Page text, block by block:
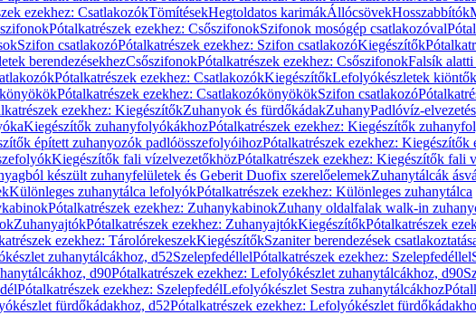
ezekhez: CsatlakozókTömítésekHegtoldatos karimákÁllócsövekHosszabbítók
Pótalkatrészek ezekhez: CsőszifonokSzifonok mosógép csatlakozóval
Szifon csatlakozóPótalkatrészek ezekhez: Szifon csatlakozóKiegészítők
berendezésekhezCsőszifonokPótalkatrészek ezekhez: CsőszifonokFalsík
Pótalkatrészek ezekhez: CsatlakozókKiegészítőkLefolyókészletek
Pótalkatrészek ezekhez: CsatlakozókönyökökSzifon csatlakozó
ezekhez: KiegészítőkZuhanyok és fürdőkádakZuhanyPadlóvíz-
Kiegészítők zuhanyfolyókákhozPótalkatrészek ezekhez: Kiegészítők
épített zuhanyozók padlóösszefolyóihozPótalkatrészek ezekhez: Kiegészítők
Kiegészítők fali vízelvezetőkhözPótalkatrészek ezekhez: Kiegészítők fali
készült zuhanyfelületek és Geberit Duofix szerelőelemekZuhanytálcák
Különleges zuhanytálca lefolyókPótalkatrészek ezekhez: Különleges zuhanytálca
Pótalkatrészek ezekhez: ZuhanykabinokZuhany oldalfalak walk-in
ZuhanyajtókPótalkatrészek ezekhez: ZuhanyajtókKiegészítőkPótalkatrészek
ezekhez: TárolórekeszekKiegészítőkSzaniter berendezések
zuhanytálcákhoz, d52SzelepfedéllelPótalkatrészek ezekhez: Szelepfedéllel
d90Pótalkatrészek ezekhez: Lefolyókészlet zuhanytálcákhoz, d90
Pótalkatrészek ezekhez: SzelepfedélLefolyókészlet Sestra zuhanytálcákhoz
fürdőkádakhoz, d52Pótalkatrészek ezekhez: Lefolyókészlet